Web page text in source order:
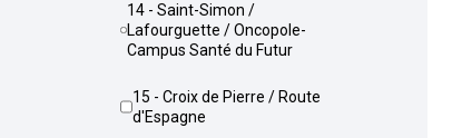
14 - Saint-Simon /
Lafourguette / Oncopole-
Campus Santé du Futur
15 - Croix de Pierre / Route
d'Espagne